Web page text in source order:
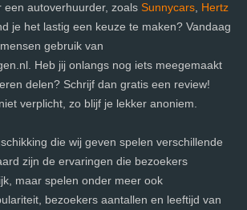
een autoverhuurder, zoals Sunnycars Hertz
je het lastig een keuze te maken? Vandaag
gebruik van
Heb jij onlangs nog iets meegemaakt
delen? Schrijf dan gratis een review!
verplicht, zo blijf je lekker anoniem.
die wij geven spelen verschillende
zijn de ervaringen die bezoekers
maar spelen onder meer ook
bezoekers aantallen en leeftijd van